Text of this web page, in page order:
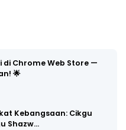
di Chrome Web Store —
🌟
Kebangsaan: Cikgu
Shazw…